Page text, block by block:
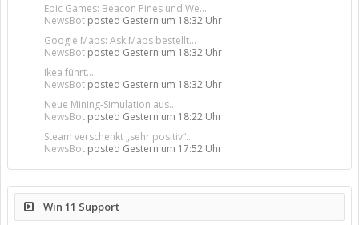
Epic Games: Beacon Pines und We...
NewsBot posted Gestern um 18:32 Uhr
Google Maps: Ask Maps bestellt...
NewsBot posted Gestern um 18:32 Uhr
Ikea führt...
NewsBot posted Gestern um 18:32 Uhr
Neue Mining-Simulation aus...
NewsBot posted Gestern um 18:22 Uhr
Steam verschenkt „sehr positiv“...
NewsBot posted Gestern um 17:52 Uhr
Win 11 Support